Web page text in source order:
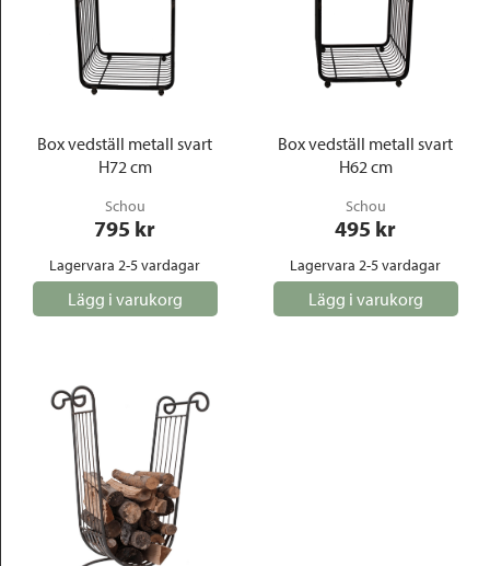
Box vedställ metall svart
H72 cm
Schou
795 kr
Lagervara 2-5 vardagar
Lägg i varukorg
Box vedställ metall svart
H62 cm
Schou
495 kr
Lagervara 2-5 vardagar
Lägg i varukorg